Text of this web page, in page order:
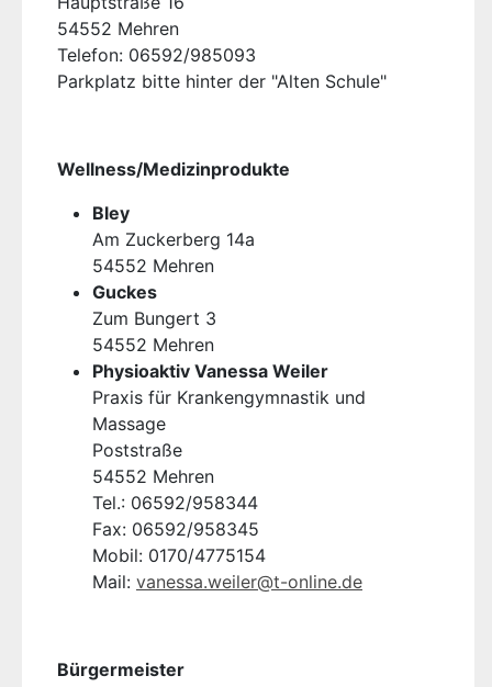
54552 Mehren
Telefon: 06592/985093
Parkplatz bitte hinter der "Alten Schule"
Wellness/Medizinprodukte
Bley
Am Zuckerberg 14a
54552 Mehren
Guckes
Zum Bungert 3
54552 Mehren
Physioaktiv Vanessa Weiler
Praxis für Krankengymnastik und
Massage
Poststraße
54552 Mehren
Tel.: 06592/958344
Fax: 06592/958345
Mobil: 0170/4775154
Mail: vanessa.weiler@t-online.de
Bürgermeister